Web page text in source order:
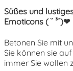
Süßes und
Emoticons ( ˘ ³˘)❤
Betonen Sie mit
Sie können sie
immer Sie wollen